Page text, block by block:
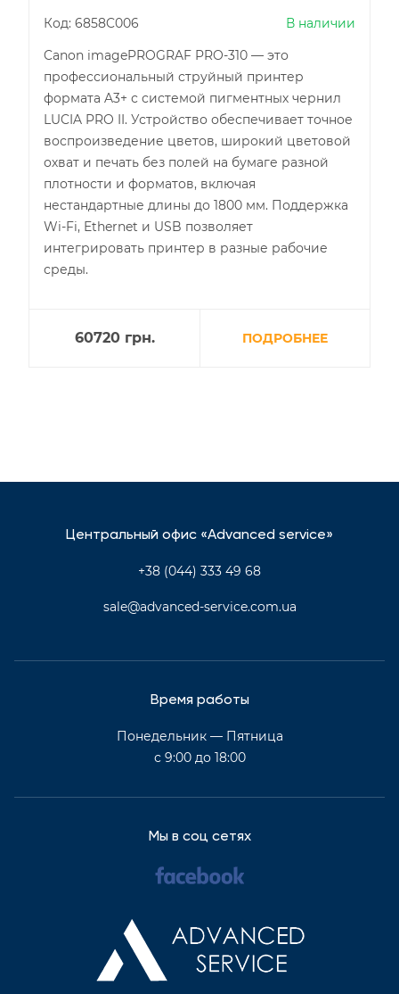
Код: 6858C006
В наличии
Canon imagePROGRAF PRO-310 — это
профессиональный струйный принтер
формата A3+ с системой пигментных чернил
LUCIA PRO II. Устройство обеспечивает точное
воспроизведение цветов, широкий цветовой
охват и печать без полей на бумаге разной
плотности и форматов, включая
нестандартные длины до 1800 мм. Поддержка
Wi-Fi, Ethernet и USB позволяет
интегрировать принтер в разные рабочие
среды.
60720 грн. ПОДРОБНЕЕ
Центральный офис «Advanced service»
+38 (044) 333 49 68
sale@advanced-service.com.ua
Время работы
Понедельник — Пятница
с 9:00 до 18:00
Мы в соц сетях